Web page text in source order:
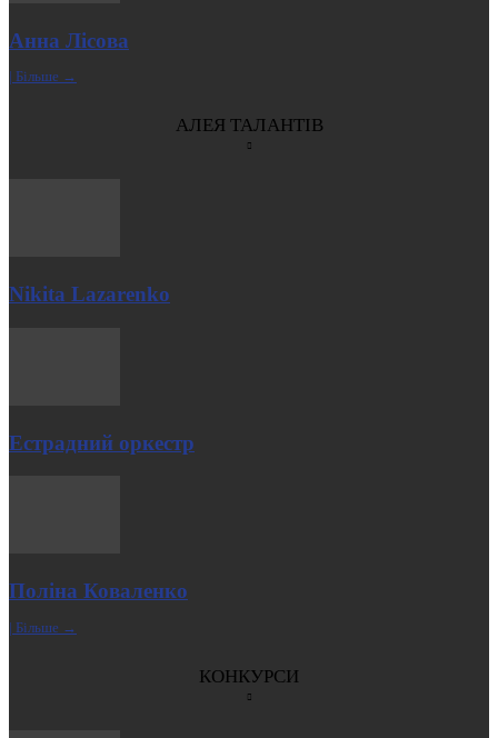
Анна Лісова
| Більше →
АЛЕЯ ТАЛАНТІВ
Nikita Lazarenko
Естрадний оркестр
Поліна Коваленко
| Більше →
КОНКУРСИ